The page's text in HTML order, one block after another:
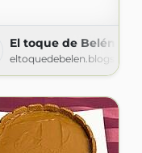
El toque de Belén